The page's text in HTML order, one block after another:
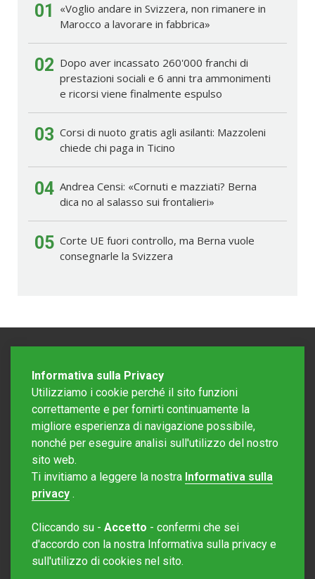
01
«Voglio andare in Svizzera, non rimanere in
Marocco a lavorare in fabbrica»
02 Dopo aver incassato 260'000 franchi di
prestazioni sociali e 6 anni tra ammonimenti
e ricorsi viene finalmente espulso
03 Corsi di nuoto gratis agli asilanti: Mazzoleni
chiede chi paga in Ticino
04 Andrea Censi: «Cornuti e mazziati? Berna
dica no al salasso sui frontalieri»
05 Corte UE fuori controllo, ma Berna vuole
consegnarle la Svizzera
Editore Rotostampa SA
Sito creato daRedesign
Informativa sulla Privacy
Utilizziamo i cookie perché il sito funzioni
correttamente e per fornirti continuamente la
migliore esperienza di navigazione possibile,
nonché per eseguire analisi sull'utilizzo del nostro
sito web.
Ti invitiamo a leggere la nostra Informativa sulla
privacy .
Cliccando su - Accetto - confermi che sei
d'accordo con la nostra Informativa sulla privacy e
sull'utilizzo di cookies nel sito.